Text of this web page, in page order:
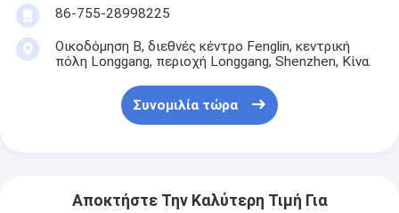
86-755-28998225
Οικοδόμηση Β, διεθνές κέντρο Fenglin, κεντρική
πόλη Longgang, περιοχή Longgang, Shenzhen, Κίνα.
Συνομιλία τώρα
Αποκτήστε Την Καλύτερη Τιμή Για